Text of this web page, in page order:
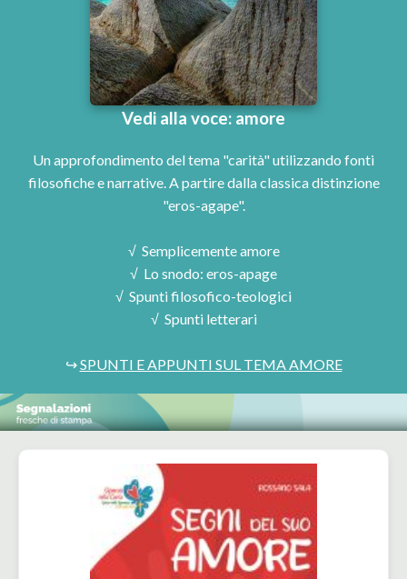
Vedi alla voce: amore
Un approfondimento del tema "carità" utilizzando fonti
filosofiche e narrative. A partire dalla classica distinzione
"eros-agape".
√ Semplicemente amore
√ Lo snodo: eros-apage
√ Spunti filosofico-teologici
√ Spunti letterari
↪SPUNTI E APPUNTI SUL TEMA AMORE